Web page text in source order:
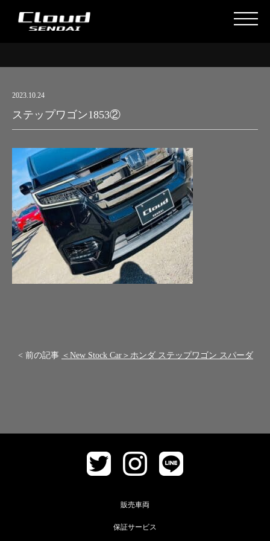
2023.10.24
ステップワゴン1853②
< 前の記事 ＜New Stock Car＞ホンダ ステップワゴン スパーダ
販売車両
保証サービス